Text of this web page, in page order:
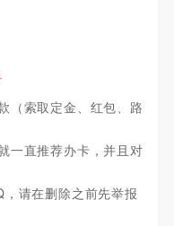
（索取定金、红包、路
一直推荐办卡，并且对
请在删除之前先举报